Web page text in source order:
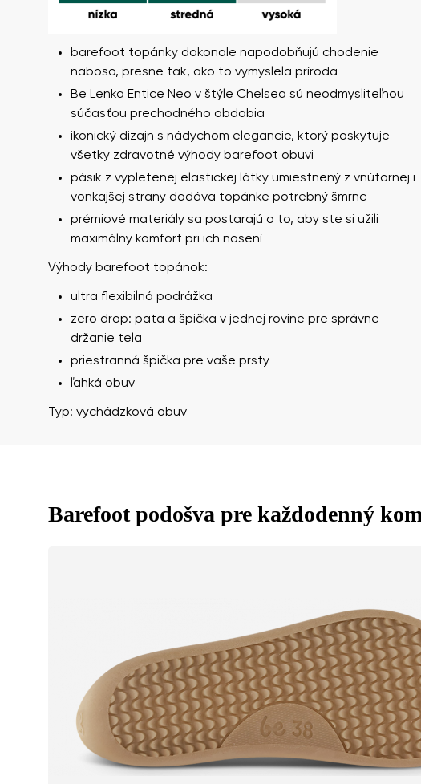
barefoot topánky dokonale napodobňujú chodenie
naboso, presne tak, ako to vymyslela príroda
Be Lenka Entice Neo v štýle Chelsea sú neodmysliteľnou
súčasťou prechodného obdobia
ikonický dizajn s nádychom elegancie, ktorý poskytuje
všetky zdravotné výhody barefoot obuvi
pásik z vypletenej elastickej látky umiestnený z vnútornej i
vonkajšej strany dodáva topánke potrebný šmrnc
prémiové materiály sa postarajú o to, aby ste si užili
maximálny komfort pri ich nosení
Výhody barefoot topánok:
ultra flexibilná podrážka
zero drop: päta a špička v jednej rovine pre správne
držanie tela
priestranná špička pre vaše prsty
ľahká obuv
Typ: vychádzková obuv
Barefoot podošva pre každodenný
Vaše meno a priezvisko
Vaše meno
Číslo objednávky